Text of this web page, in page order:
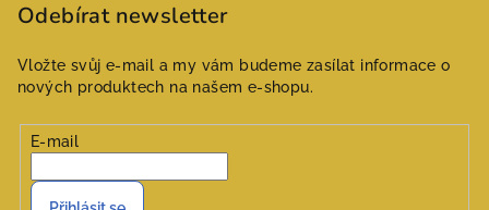
Odebírat newsletter
Vložte svůj e-mail a my vám budeme zasílat informace o
nových produktech na našem e-shopu.
E-mail